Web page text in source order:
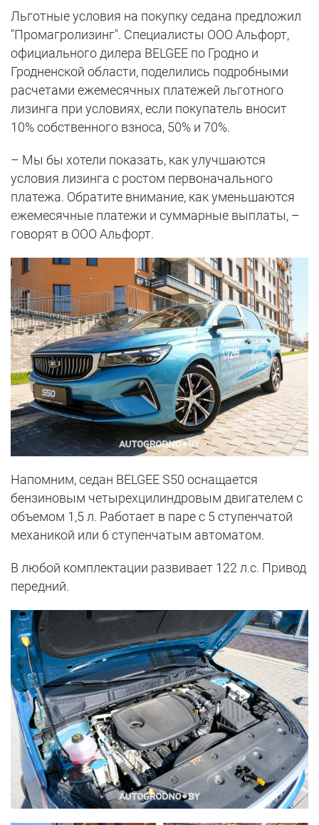
Льготные условия на покупку седана предложил
"Промагролизинг". Специалисты ООО Альфорт,
официального дилера BELGEE по Гродно и
Гродненской области, поделились подробными
расчетами ежемесячных платежей льготного
лизинга при условиях, если покупатель вносит
10% собственного взноса, 50% и 70%.
– Мы бы хотели показать, как улучшаются
условия лизинга с ростом первоначального
платежа. Обратите внимание, как уменьшаются
ежемесячные платежи и суммарные выплаты, –
говорят в ООО Альфорт.
Напомним, седан BELGEE S50 оснащается
бензиновым четырехцилиндровым двигателем с
объемом 1,5 л. Работает в паре с 5 ступенчатой
механикой или 6 ступенчатым автоматом.
В любой комплектации развивает 122 л.с. Привод
передний.